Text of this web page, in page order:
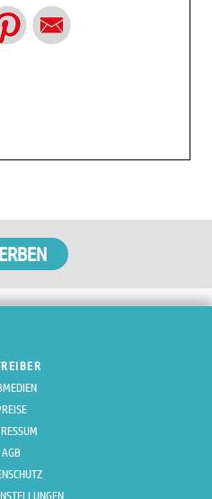
AGB